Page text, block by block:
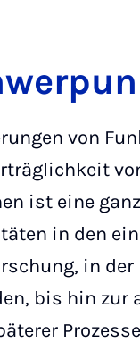
von
ist eine
in den
in
bis hin zur